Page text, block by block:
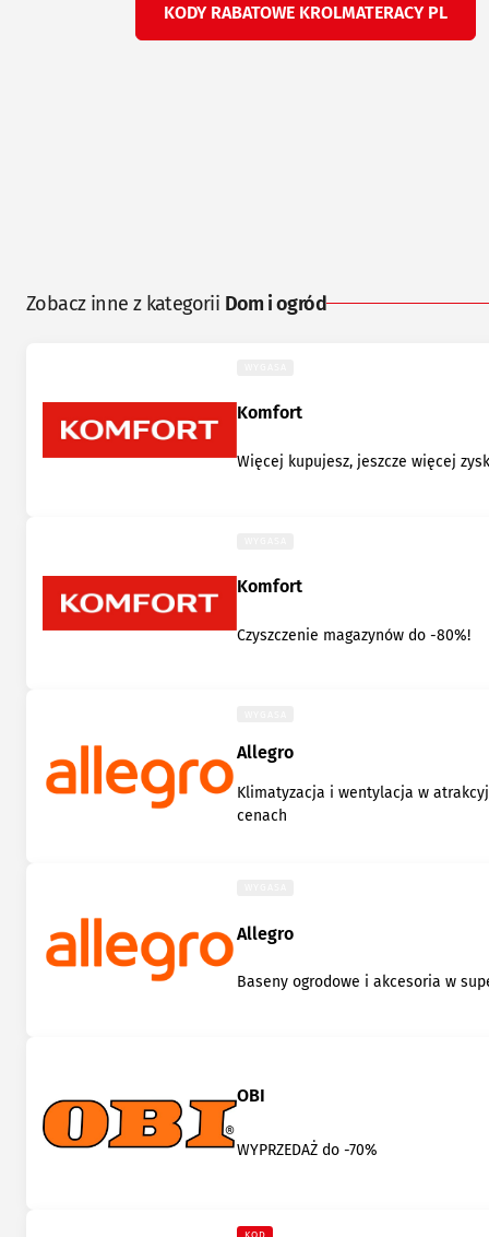
KODY RABATOWE KROLMATERACY PL
Zobacz inne z kategorii Dom i ogród
Komfort
Więcej kupujesz, jeszcze więcej
Komfort
Czyszczenie magazynów do -80%!
Allegro
Klimatyzacja i wentylacja w
cenach
Allegro
Baseny ogrodowe i akcesoria w
OBI
WYPRZEDAŻ do -70%
KOD